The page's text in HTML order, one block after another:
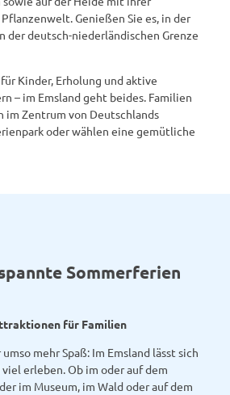
Genießen Sie es, in der
der deutsch-niederländischen Grenze
Kinder, Erholung und aktive
– im Emsland geht beides. Familien
im Zentrum von Deutschlands
oder wählen eine gemütliche
Sommerferien
für Familien
mehr Spaß: Im Emsland lässt sich
erleben. Ob im oder auf dem
im Museum, im Wald oder auf dem